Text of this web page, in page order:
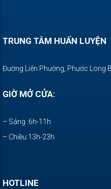
TRUNG TÂM HUẤN LUYỆN
Đường Liên Phường, Phước Long
GIỜ MỞ CỬA:
– Sáng :6h-11h
– Chiều:13h-23h
HOTLINE